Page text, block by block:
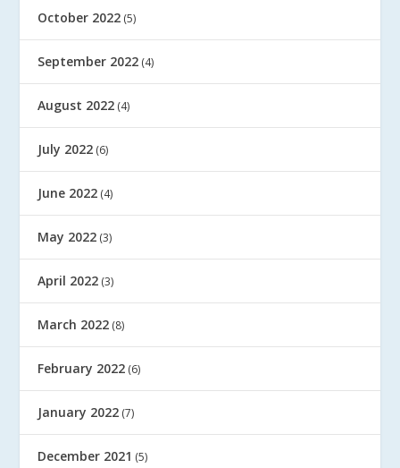
October 2022 (5)
September 2022 (4)
August 2022 (4)
July 2022 (6)
June 2022 (4)
May 2022 (3)
April 2022 (3)
March 2022 (8)
February 2022 (6)
January 2022 (7)
December 2021 (5)